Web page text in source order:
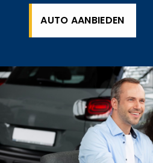
AUTO AANBIEDEN